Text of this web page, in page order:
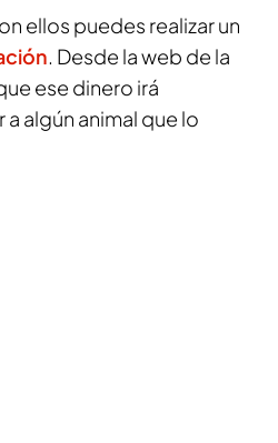
ellos puedes realizar un
. Desde la web de la
ese dinero irá
algún animal que lo